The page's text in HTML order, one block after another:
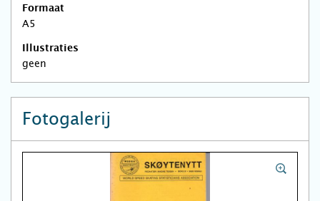
Formaat
A5
Illustraties
geen
Fotogalerij